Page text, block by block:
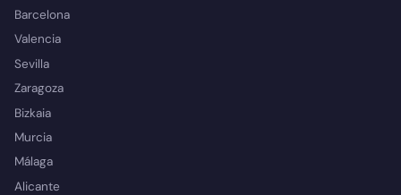
Barcelona
Valencia
Sevilla
Zaragoza
Bizkaia
Murcia
Málaga
Alicante